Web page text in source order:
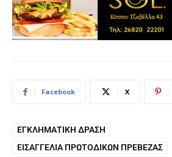
Facebook X
ΕΓΚΛΗΜΑΤΙΚΉ ΔΡΆΣΗ
ΕΙΣΑΓΓΕΛΊΑ ΠΡΩΤΟΔΙΚΏΝ ΠΡΈΒΕΖΑΣ